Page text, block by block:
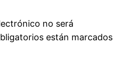
no será
están marcados